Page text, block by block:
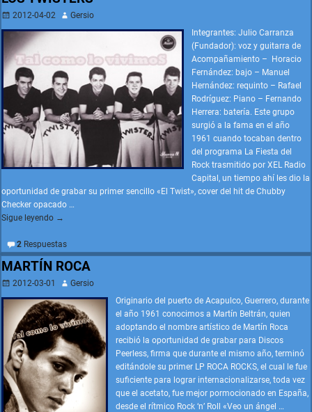
2012-04-02
Gersio
Integrantes: Julio Carranza
(Fundador): voz y guitarra de
Acompañamiento – Horacio
Fernández: bajo – Manuel
Hernández: requinto – Rafael
Rodríguez: Piano – Fernando
Herrera: batería. Este grupo
surgió a la fama en el año
1961 cuando tocaban dentro
del programa La Fiesta del
Rock trasmitido por XEL Radio
Capital, un tiempo ahí les dio la
oportunidad de grabar su primer sencillo «El Twist», cover del hit de Chubby
Checker opacado …
Sigue leyendo →
2Respuestas
MARTÍN ROCA
2012-03-01
Gersio
Originario del puerto de Acapulco, Guerrero, durante
el año 1961 conocimos a Martín Beltrán, quien
adoptando el nombre artístico de Martín Roca
recibió la oportunidad de grabar para Discos
Peerless, firma que durante el mismo año, terminó
editándole su primer LP ROCA ROCKS, el cual le fue
suficiente para lograr internacionalizarse, toda vez
que el acetato, fue mejor pormocionado en España,
desde el rítmico Rock ‘n’ Roll «Veo un ángel …